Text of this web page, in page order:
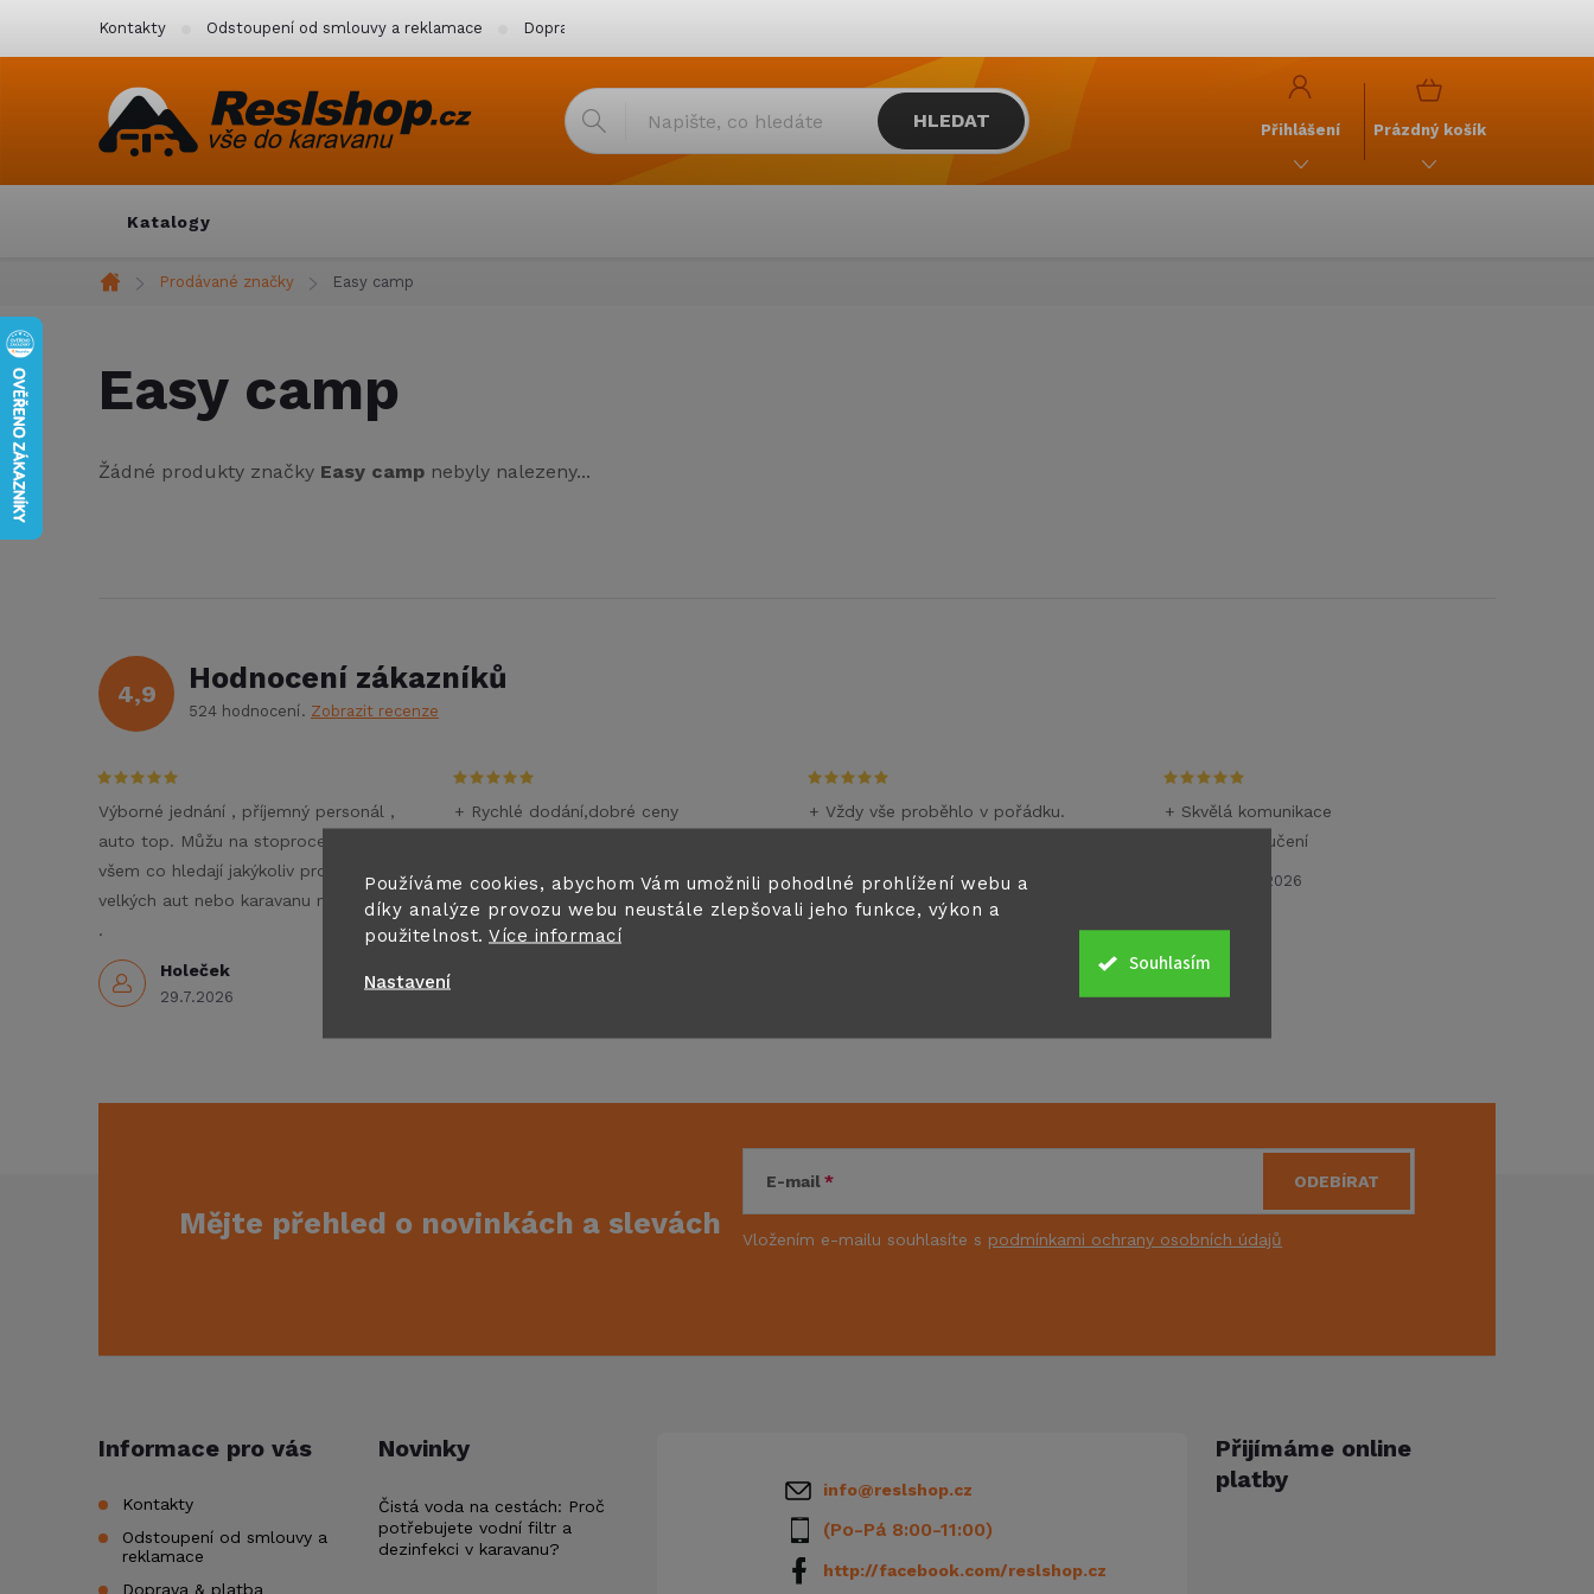
Používáme cookies, abychom Vám umožnili pohodlné prohlížení webu a
díky analýze provozu webu neustále zlepšovali jeho funkce, výkon a
použitelnost. Více informací
Nastavení
Souhlasím
Kontakty Odstoupení od smlouvy a reklamace Doprava & platba
HLEDAT Přihlášení
NÁKUPNÍ
Prázdný košík
Katalogy
Domů
Prodávané značky Easy camp
Easy camp
Žádné produkty značky Easy camp nebyly nalezeny...
4,9 Hodnocení zákazníků
524 hodnocení Zobrazit recenze
Holeček
29.7.2026
Výborné jednání , příjemný personál ,
auto top. Můžu na stoprocent doporučit
všem co hledají jakýkoliv pronájem
velkých aut nebo karavanu na dovolenou
.
30.6.2026
+ Rychlé dodání,dobré ceny
+ Vždy vše proběhlo v pořádku.
26.6.2026
+ Skvělá komunikace
+ Rychlé doručení
Mějte přehled o novinkách a slevách
E-mail
Vložením e-mailu souhlasíte s podmínkami ochrany osobních údajů
ODEBÍRAT
Informace pro vás
Kontakty
Odstoupení od smlouvy a
reklamace
Doprava & platba
Novinky
Čistá voda na cestách: Proč
potřebujete vodní filtr a
dezinfekci v karavanu?
info@reslshop.cz
(Po-Pá 8:00-11:00)
http://facebook.com/reslshop.cz
Přijímáme online
platby